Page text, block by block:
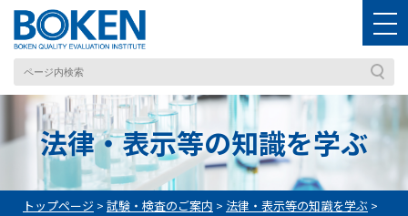
法律・表示等の知識を学ぶ
トップページ > 試験・検査のご案内 > 法律・表示等の知識を学ぶ >